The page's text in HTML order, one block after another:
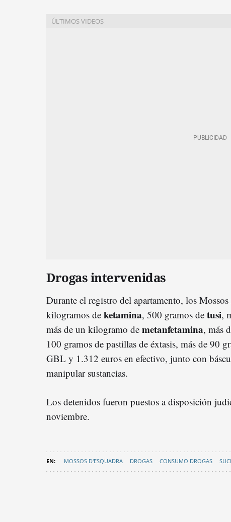
Drogas intervenidas
Durante el registro del apartamento, los
kilogramos de ketamina, 500 gramos de tusi,
más de un kilogramo de metanfetamina, más
100 gramos de pastillas de éxtasis, más de 90
GBL y 1.312 euros en efectivo, junto con
manipular sustancias.
Los detenidos fueron puestos a disposición
noviembre.
MOSSOS D'ESQUADRA DROGAS CONSUMO DROGAS